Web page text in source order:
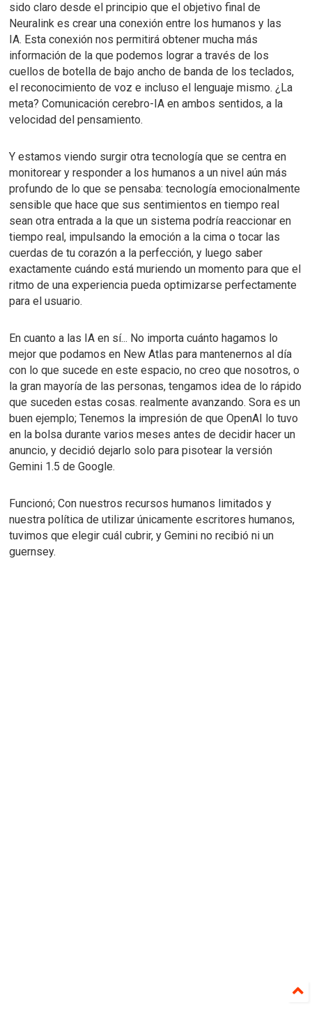
sido claro desde el principio que el objetivo final de
Neuralink es crear una conexión entre los humanos y las
IA. Esta conexión nos permitirá obtener mucha más
información de la que podemos lograr a través de los
cuellos de botella de bajo ancho de banda de los teclados,
el reconocimiento de voz e incluso el lenguaje mismo.¿La
meta?Comunicación cerebro-IA en ambos sentidos, a la
velocidad del pensamiento.
Y estamos viendo surgir otra tecnología que se centra en
monitorear y responder a los humanos a un nivel aún más
profundo de lo que se pensaba:tecnología emocionalmente
sensible que hace que sus sentimientos en tiempo real
sean otra entrada a la que un sistema podría reaccionar en
tiempo real, impulsando la emoción a la cima o tocar las
cuerdas de tu corazón a la perfección, y luego saber
exactamente cuándo está muriendo un momento para que el
ritmo de una experiencia pueda optimizarse perfectamente
para el usuario.
En cuanto a las IA en sí... No importa cuánto hagamos lo
mejor que podamos en New Atlas para mantenernos al día
con lo que sucede en este espacio, no creo que nosotros, o
la gran mayoría de las personas, tengamos idea de lo rápido
que suceden estas cosas. realmente avanzando.Sora es un
buen ejemplo;Tenemos la impresión de que OpenAI lo tuvo
en la bolsa durante varios meses antes de decidir hacer un
anuncio, y decidió dejarlo solo para pisotear la versión
Gemini 1.5 de Google.
Funcionó;Con nuestros recursos humanos limitados y
nuestra política de utilizar únicamente escritores humanos,
tuvimos que elegir cuál cubrir, y Gemini no recibió ni un
guernsey.